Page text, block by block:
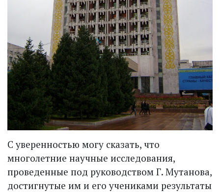
С уверенностью могу сказать, что
многолетние научные исследования,
проведенные под руководством Г. Мутанова,
достигнутые им и его учениками результаты